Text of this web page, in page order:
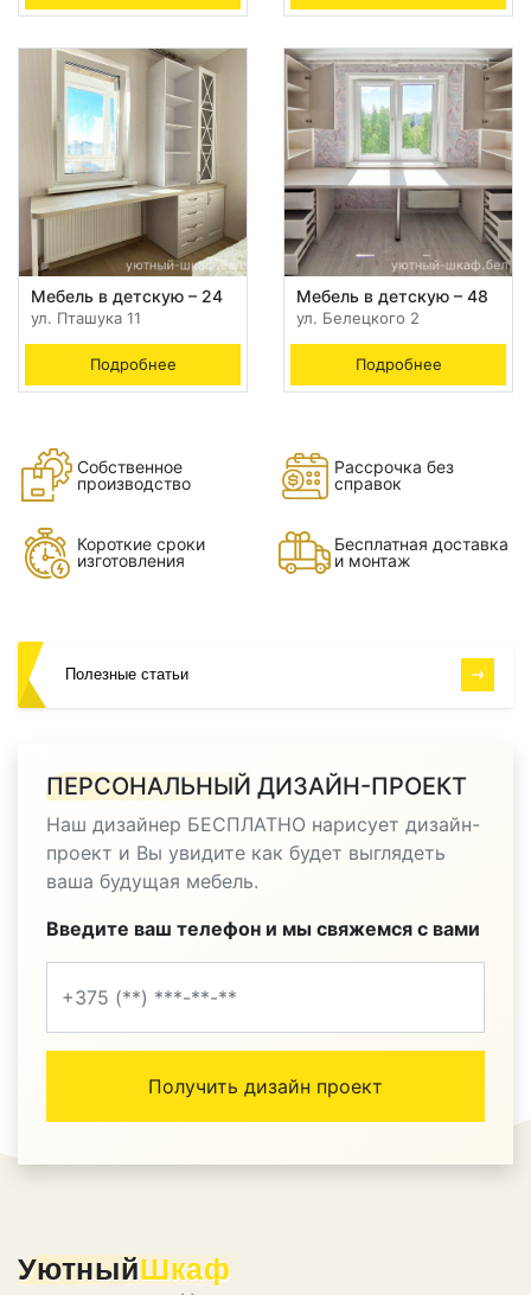
Мебель в детскую – 24
ул. Пташука 11
Подробнее
Мебель в детскую – 48
ул. Белецкого 2
Подробнее
Собственное
производство
Рассрочка без
справок
Короткие сроки
изготовления
Бесплатная доставка
и монтаж
Полезные статьи
ПЕРСОНАЛЬНЫЙ ДИЗАЙН-ПРОЕКТ
Наш дизайнер БЕСПЛАТНО нарисует дизайн-
проект и Вы увидите как будет выглядеть
ваша будущая мебель.
Введите ваш телефон и мы свяжемся с вами
УютныйШкаф